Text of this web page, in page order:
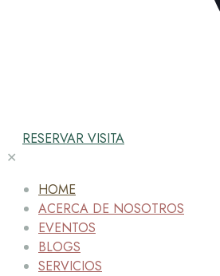
RESERVAR VISITA
✕
HOME
ACERCA DE NOSOTROS
EVENTOS
BLOGS
SERVICIOS